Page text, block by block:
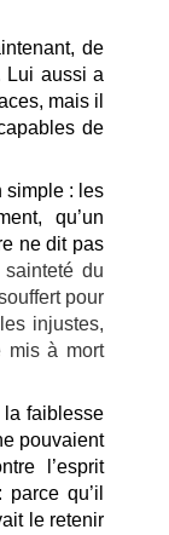
de
Lui aussi a
mais il
de
simple : les
qu’un
ne dit pas
du
pour
injustes,
mis à mort
faiblesse
pouvaient
l’esprit
qu’il
le retenir